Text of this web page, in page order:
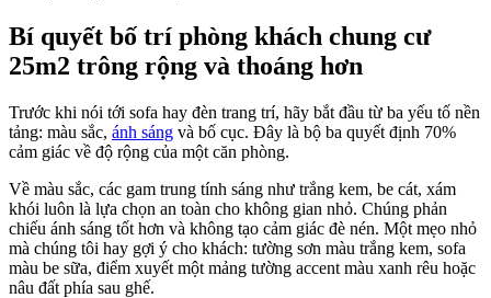
Bí quyết bố trí phòng khách chung cư
25m2 trông rộng và thoáng hơn
Trước khi nói tới sofa hay đèn trang trí, hãy bắt đầu từ ba yếu tố nền
tảng: màu sắc, ánh sáng và bố cục. Đây là bộ ba quyết định 70%
cảm giác về độ rộng của một căn phòng.
Về màu sắc, các gam trung tính sáng như trắng kem, be cát, xám
khói luôn là lựa chọn an toàn cho không gian nhỏ. Chúng phản
chiếu ánh sáng tốt hơn và không tạo cảm giác đè nén. Một mẹo nhỏ
mà chúng tôi hay gợi ý cho khách: tường sơn màu trắng kem, sofa
màu be sữa, điểm xuyết một mảng tường accent màu xanh rêu hoặc
nâu đất phía sau ghế.